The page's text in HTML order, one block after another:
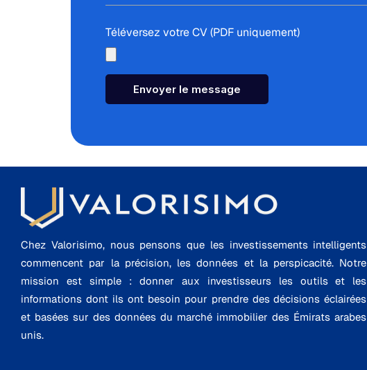
Téléversez votre CV (PDF uniquement)
Envoyer le message
Chez Valorisimo, nous pensons que les investissements intelligents
commencent par la précision, les données et la perspicacité. Notre
mission est simple : donner aux investisseurs les outils et les
informations dont ils ont besoin pour prendre des décisions éclairées
et basées sur des données du marché immobilier des Émirats arabes
unis.